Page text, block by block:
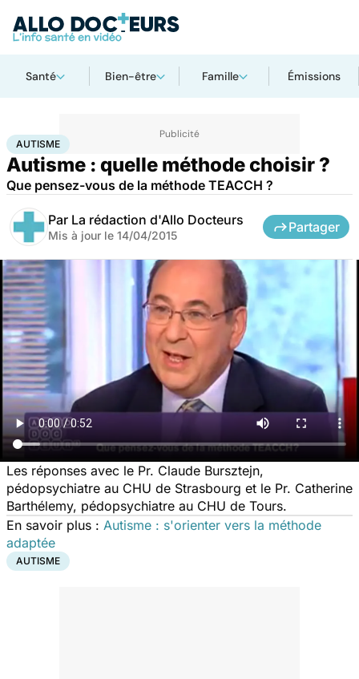
Santé Bien-être Famille Émissions
AccueilSanté
AUTISME
Autisme : quelle méthode choisir ?
Que pensez-vous de la méthode TEACCH ?
Par La rédaction d'Allo Docteurs
Mis à jour le 14/04/2015
Partager
Les réponses avec le Pr. Claude Bursztejn,
pédopsychiatre au CHU de Strasbourg et le Pr. Catherine
Barthélemy, pédopsychiatre au CHU de Tours.
En savoir plus : Autisme : s'orienter vers la méthode
adaptée
AUTISME